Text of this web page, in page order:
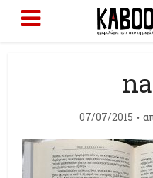
07/07/2015